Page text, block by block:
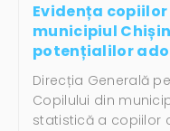
Evidența
municipiul
potențialilor
Direcția Generală
Copilului din
statistică a copiilor